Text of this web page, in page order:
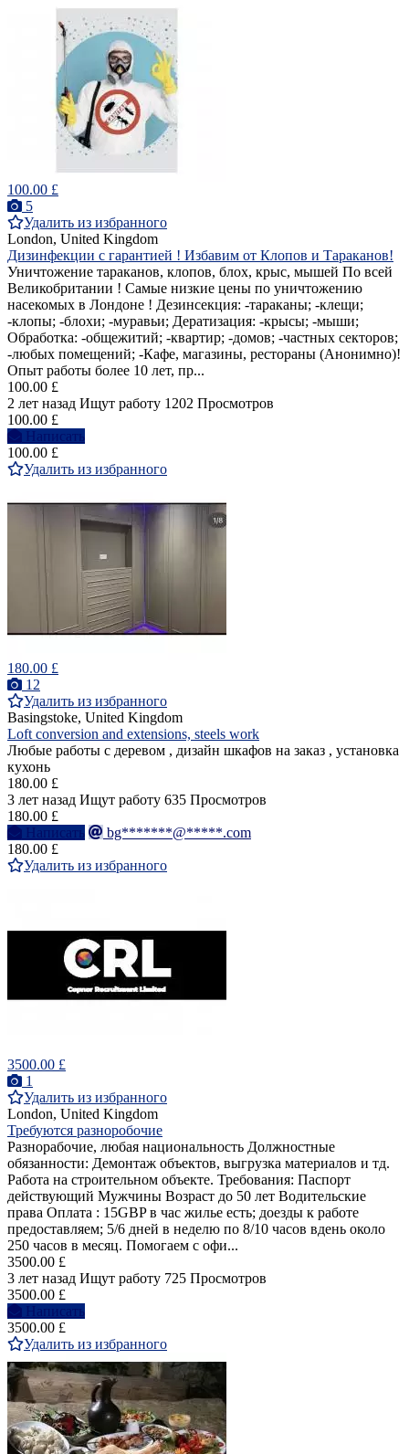
100.00 £
5
Удалить из избранного
London, United Kingdom
Дизинфекции с гарантией ! Избавим от Клопов и Тараканов!
Уничтожение тараканов, клопов, блох, крыс, мышей По всей
Великобритании ! Самые низкие цены по уничтожению
насекомых в Лондоне ! Дезинсекция: -тараканы; -клещи;
-клопы; -блохи; -муравьи; Дератизация: -крысы; -мыши;
Обработка: -общежитий; -квартир; -домов; -частных секторов;
-любых помещений; -Кафе, магазины, рестораны (Анонимно)!
Опыт работы более 10 лет, пр...
100.00 £
2 лет назад Ищут работу 1202 Просмотров
100.00 £
Написать
100.00 £
Удалить из избранного
180.00 £
12
Удалить из избранного
Basingstoke, United Kingdom
Loft conversion and extensions, steels work
Любые работы с деревом , дизайн шкафов на заказ , установка
кухонь
180.00 £
3 лет назад Ищут работу 635 Просмотров
180.00 £
Написать
bg*******@*****.com
180.00 £
Удалить из избранного
3500.00 £
1
Удалить из избранного
London, United Kingdom
Требуются разноробочие
Разнорабочие, любая национальность Должностные
обязанности: Демонтаж объектов, выгрузка материалов и тд.
Работа на строительном объекте. Требования: Паспорт
действующий Мужчины Возраст до 50 лет Водительские
права Оплата : ️15GBP в час ️жилье есть; ️доезды к работе
предоставляем; ️5/6 дней в неделю по 8/10 часов вдень ️около
250 часов в месяц. Помогаем с офи...
3500.00 £
3 лет назад Ищут работу 725 Просмотров
3500.00 £
Написать
3500.00 £
Удалить из избранного